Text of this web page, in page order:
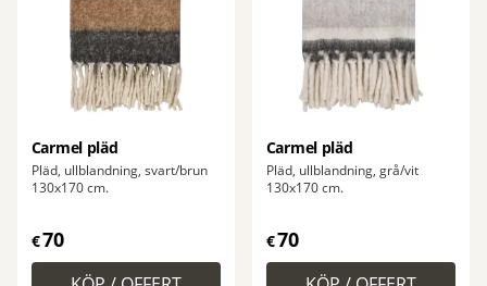
Carmel pläd
Pläd, ullblandning, svart/brun
130x170 cm.
€70
Carmel pläd
Pläd, ullblandning, grå/vit
130x170 cm.
€70